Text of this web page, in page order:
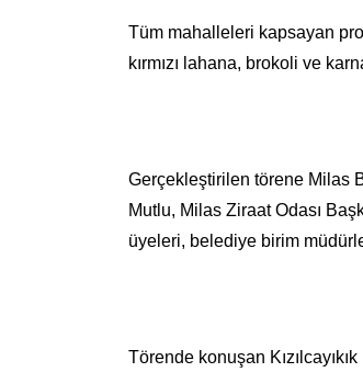
Tüm mahalleleri kapsayan
kırmızı lahana, brokoli ve
Gerçekleştirilen törene Milas
Mutlu, Milas Ziraat Odası
üyeleri, belediye birim
Törende konuşan